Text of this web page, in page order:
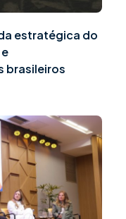
estratégica do
brasileiros